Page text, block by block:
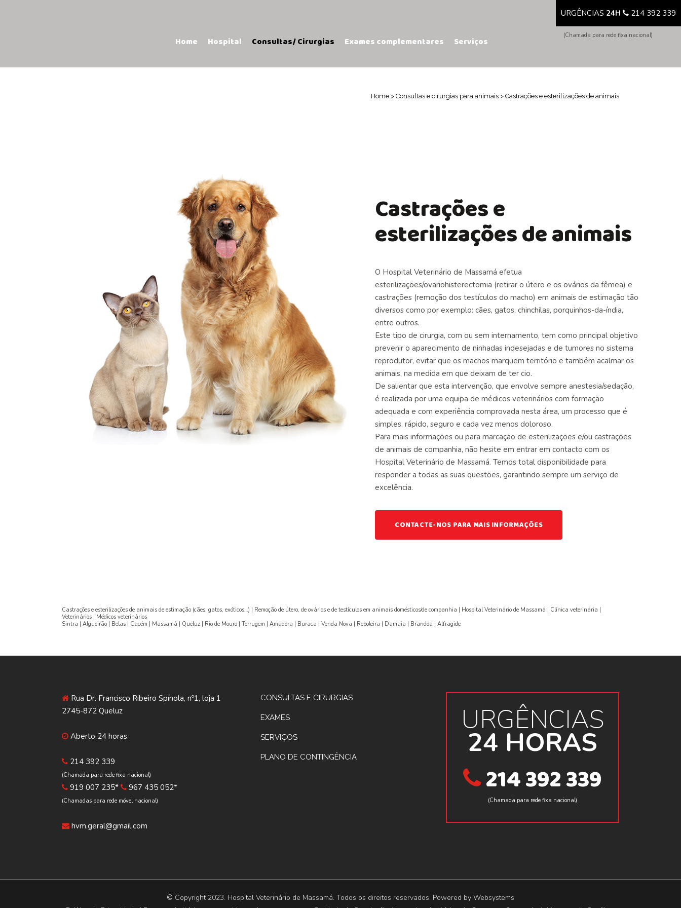
URGÊNCIAS 24H 214 392 339
(Chamada para rede fixa nacional)
Home Hospital Consultas/ Cirurgias Exames complementares Serviços
Home > Consultas e cirurgias para animais > Castrações e esterilizações de animais
Castrações e
esterilizações de animais
O Hospital Veterinário de Massamá efetua
esterilizações/ovariohisterectomia (retirar o útero e os ovários da fêmea) e
castrações (remoção dos testículos do macho) em animais de estimação tão
diversos como por exemplo: cães, gatos, chinchilas, porquinhos-da-índia,
entre outros.
Este tipo de cirurgia, com ou seminternamento, tem como principal objetivo
prevenir o aparecimento de ninhadas indesejadas e de tumores no sistema
reprodutor, evitar que os machos marquem território e também acalmar os
animais, na medida em que deixam de ter cio.
De salientar que esta intervenção, que envolve sempre anestesia/sedação,
é realizada por umaequipa de médicos veterinários com formação
adequada e com experiência comprovada nesta área, um processo que é
simples, rápido, seguro e cada vez menos doloroso.
Para mais informações ou para marcação de esterilizações e/ou castrações
de animais de companhia, não hesite em entrar em contacto com os
Hospital Veterinário de Massamá. Temos total disponibilidade para
responder a todas as suas questões, garantindo sempre um serviço de
excelência.
CONTACTE-NOS PARA MAIS INFORMAÇÕES
Castrações e esterilizações de animais de estimação (cães, gatos, exóticos…) | Remoção de útero, de ovários e de testículos em animais domésticos/de companhia | Hospital Veterinário de Massamá | Clínica veterinária |
Veterinários | Médicos veterinários
Sintra | Algueirão | Belas | Cacém | Massamá | Queluz | Rio de Mouro | Terrugem | Amadora | Buraca | Venda Nova | Reboleira | Damaia | Brandoa | Alfragide
Rua Dr. Francisco Ribeiro Spínola, nº1, loja 1
2745-872 Queluz
Aberto 24 horas
214 392 339
(Chamada para rede fixa nacional)
919 007 235* 967 435 052*
(Chamadas para rede móvel nacional)
hvm.geral@gmail.com
CONSULTAS E CIRURGIAS
EXAMES
SERVIÇOS
PLANO DE CONTINGÊNCIA
URGÊNCIAS
24 HORAS
214 392 339
(Chamada para rede fixa nacional)
© Copyright 2023. Hospital Veterinário de Massamá. Todos os direitos reservados. Powered by Websystems